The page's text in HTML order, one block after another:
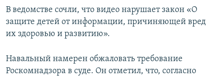
В ведомстве сочли, что видео нарушает закон «О
защите детей от информации, причиняющей вред
их здоровью и развитию».
Навальный намерен обжаловать требование
Роскомнадзора в суде. Он отметил, что, согласно